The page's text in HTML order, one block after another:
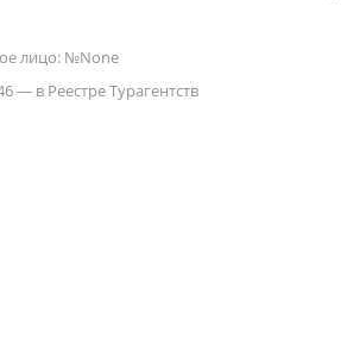
лицо: №None
— в Реестре Турагентств